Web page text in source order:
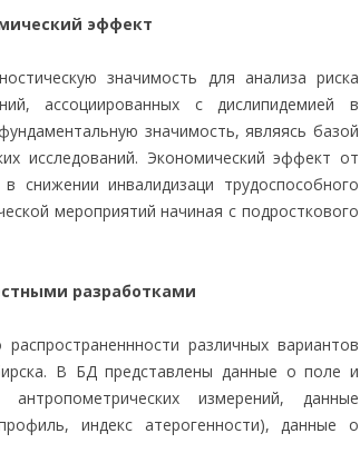
эффект
значимость для анализа риска
ассоциированных с дислипидемией в
значимость, являясь базой
исследований. Экономический эффект от
снижении инвалидизаци трудоспособного
мероприятий начиная с подросткового
разработками
различных вариантов
В БД представлены данные о поле и
измерений, данные
индекс атерогенности), данные о